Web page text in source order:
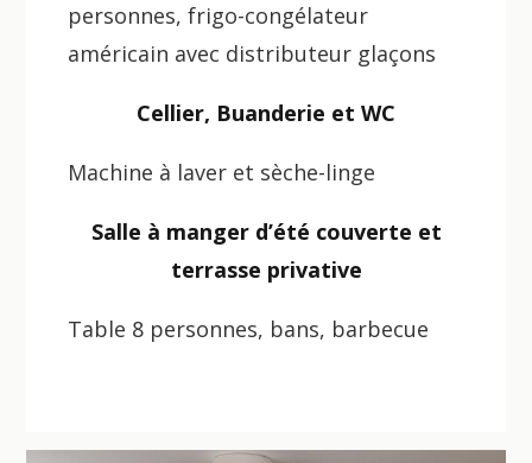
personnes, frigo-congélateur
américain avec distributeur glaçons
Cellier, Buanderie et WC
Machine à laver et sèche-linge
Salle à manger d’été couverte et
terrasse privative
Table 8 personnes, bans, barbecue